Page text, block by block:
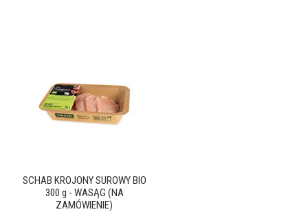
SCHAB KROJONY SUROWY BIO
300 g - WASĄG (NA
ZAMÓWIENIE)